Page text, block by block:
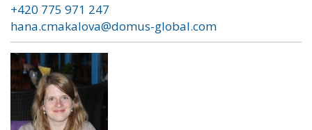
+420 775 971 247
hana.cmakalova@domus-global.com